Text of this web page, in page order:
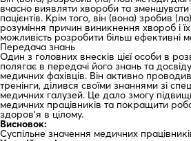
вчасно виявляти хвороби та зменшувати
пацієнтів. Крім того, він (вона) зробив
розуміння причин виникнення хвороб і
можливість розробити більш ефективні
Передача знань
Один з головних внесків цієї особи в
полягає в передачі його знань та
медичних фахівців. Він активно
тренінги, ділився своїми знаннями зі
медичних галузей. Це дало змогу
медичних працівників та покращити
здоров’я в цілому.
Висновок:
Суспільне значення медичних